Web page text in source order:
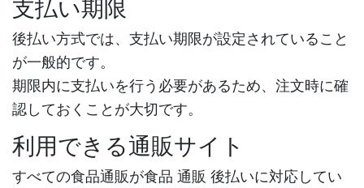
支払い期限
後払い方式では、支払い期限が設定されていること
が一般的です。
期限内に支払いを行う必要があるため、注文時に確
認しておくことが大切です。
利用できる通販サイト
すべての食品通販が食品 通販 後払いに対応してい